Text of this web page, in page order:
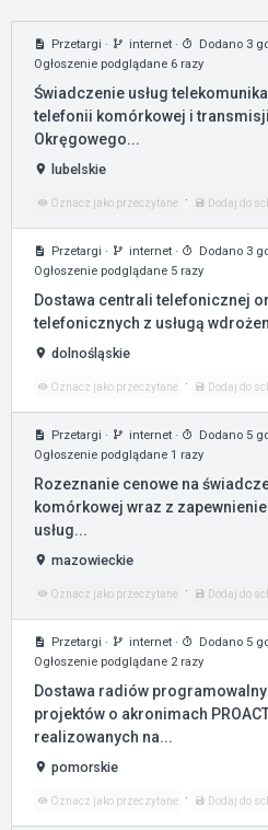
Przetargi · internet · Dodano 3
Ogłoszenie podglądane 6 razy
Świadczenie usług
telefonii komórkowej i
Okręgowego...
lubelskie
Oznacz jako przeczytane · Dodaj do
Przetargi · internet · Dodano 3
Ogłoszenie podglądane 5 razy
Dostawa centrali telefonicznej
telefonicznych z usługą
dolnośląskie
Oznacz jako przeczytane · Dodaj do
Przetargi · internet · Dodano 5
Ogłoszenie podglądane 1 razy
Rozeznanie cenowe na
komórkowej wraz z
usług...
mazowieckie
Oznacz jako przeczytane · Dodaj do
Przetargi · internet · Dodano 5
Ogłoszenie podglądane 2 razy
Dostawa radiów
projektów o akronimach
realizowanych na...
pomorskie
Oznacz jako przeczytane · Dodaj do